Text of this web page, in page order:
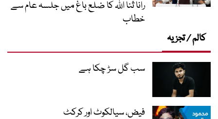
رانا ثنا اللہ کا ضلع باغ میں جلسہ عام سے
خطاب
کالم / تجزیہ
سب گل سڑ چکا ہے
فیض، سیالکوٹ اور کرکٹ